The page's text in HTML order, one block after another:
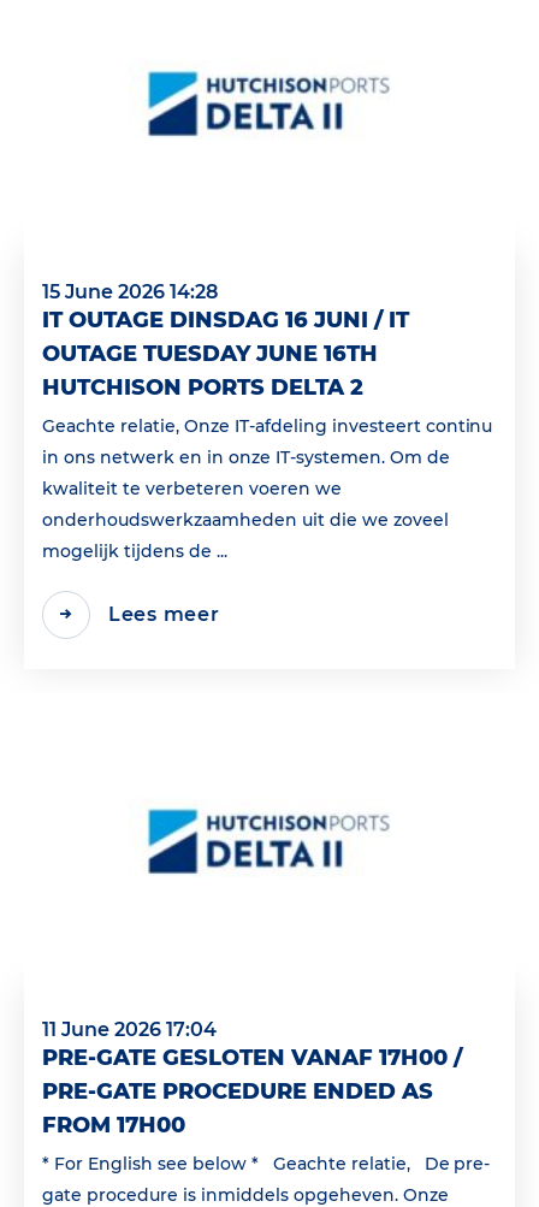
15 June 2026 14:28
IT OUTAGE DINSDAG 16 JUNI / IT
OUTAGE TUESDAY JUNE 16TH
HUTCHISON PORTS DELTA 2
Geachte relatie, Onze IT-afdeling investeert continu
in ons netwerk en in onze IT-systemen. Om de
kwaliteit te verbeteren voeren we
onderhoudswerkzaamheden uit die we zoveel
mogelijk tijdens de ...
Lees meer
11 June 2026 17:04
PRE-GATE GESLOTEN VANAF 17H00 /
PRE-GATE PROCEDURE ENDED AS
FROM 17H00
* For English see below * Geachte relatie, De pre-
gate procedure is inmiddels opgeheven. Onze